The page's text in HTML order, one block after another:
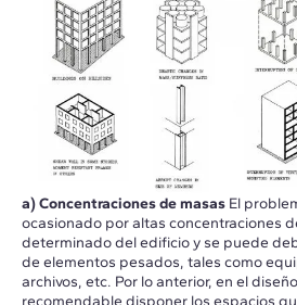
a) Concentraciones de masas El
ocasionado por altas concentraciones
determinado del edificio y se puede
de elementos pesados, tales como
archivos, etc. Por lo anterior, en el
recomendable disponer los espacios